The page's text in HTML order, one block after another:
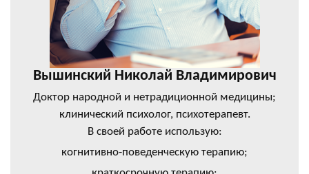
Вышинский Николай Владимирович
Доктор народной и нетрадиционной медицины;
клинический психолог, психотерапевт.
В своей работе использую:
когнитивно-поведенческую терапию;